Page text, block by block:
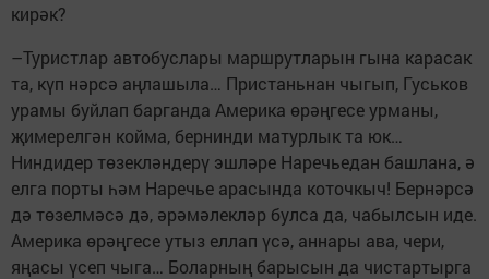
кирәк?
–Туристлар автобуслары маршрутларын гына карасак
та, күп нәрсә аңлашыла… Пристаньнан чыгып, Гуськов
урамы буйлап барганда Америка өрәңгесе урманы,
җимерелгән койма, бернинди матурлык та юк…
Ниндидер төзекләндерү эшләре Наречьедан башлана, ә
елга порты һәм Наречье арасында коточкыч! Бернәрсә
дә төзелмәсә дә, әрәмәлекләр булса да, чабылсын иде.
Америка өрәңгесе утыз еллап үсә, аннары ава, чери,
яңасы үсеп чыга… Боларның барысын да чистартырга